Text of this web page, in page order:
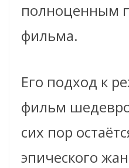
полноценным
фильма.
Его подход к
фильм
сих пор
эпического